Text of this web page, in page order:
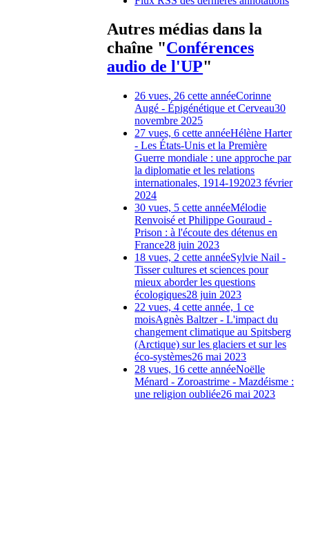
Autres médias dans la
chaîne "Conférences
audio de l'UP"
26 vues, 26 cette annéeCorinne
Augé - Épigénétique et Cerveau30
novembre 2025
27 vues, 6 cette annéeHélène Harter
- Les États-Unis et la Première
Guerre mondiale : une approche par
la diplomatie et les relations
internationales, 1914-192023 février
2024
30 vues, 5 cette annéeMélodie
Renvoisé et Philippe Gouraud -
Prison : à l'écoute des détenus en
France28 juin 2023
18 vues, 2 cette annéeSylvie Nail -
Tisser cultures et sciences pour
mieux aborder les questions
écologiques28 juin 2023
22 vues, 4 cette année, 1 ce
moisAgnès Baltzer - L'impact du
changement climatique au Spitsberg
(Arctique) sur les glaciers et sur les
éco-systèmes26 mai 2023
28 vues, 16 cette annéeNoëlle
Ménard - Zoroastrime - Mazdéisme :
une religion oubliée26 mai 2023